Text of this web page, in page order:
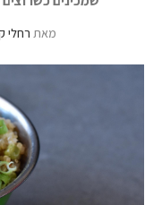
מאת רחלי